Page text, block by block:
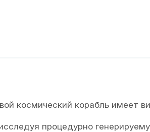
космический корабль имеет
процедурно